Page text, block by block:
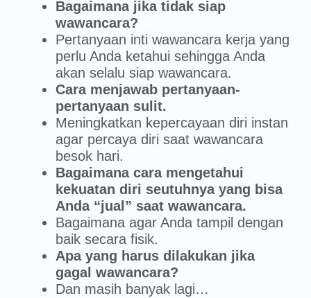
Bagaimana jika tidak siap
wawancara?
Pertanyaan inti wawancara kerja yang
perlu Anda ketahui sehingga Anda
akan selalu siap wawancara.
Cara menjawab pertanyaan-
pertanyaan sulit.
Meningkatkan kepercayaan diri instan
agar percaya diri saat wawancara
besok hari.
Bagaimana cara mengetahui
kekuatan diri seutuhnya yang bisa
Anda “jual” saat wawancara.
Bagaimana agar Anda tampil dengan
baik secara fisik.
Apa yang harus dilakukan jika
gagal wawancara?
Dan masih banyak lagi…